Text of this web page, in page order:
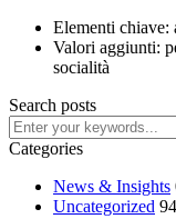
Elementi chiave:
Valori aggiunti:
socialità
Search posts
Categories
News & Insights
Uncategorized